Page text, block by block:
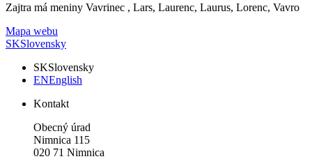
Zajtra má meniny Vavrinec , Lars, Laurenc, Laurus, Lorenc, Vavro
Mapa webu
SKSlovensky
SKSlovensky
ENEnglish
Kontakt
Obecný úrad
Nimnica 115
020 71 Nimnica